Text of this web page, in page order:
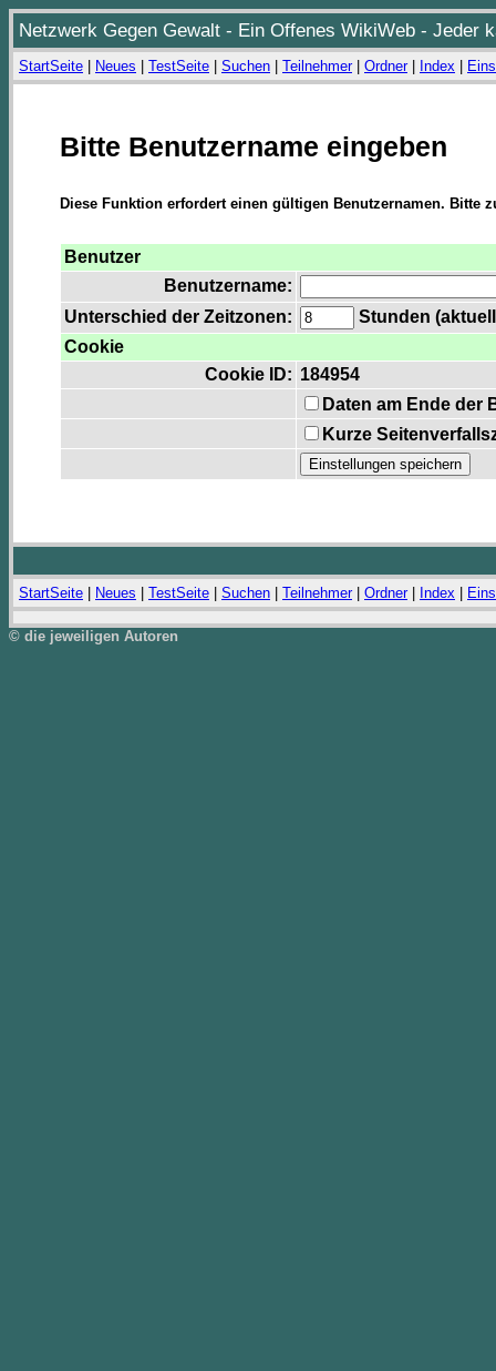
Netzwerk Gegen Gewalt - Ein Offenes WikiWeb - Jeder
StartSeite Neues TestSeite Suchen Teilnehmer| Ordner| Index
Bitte Benutzername eingeben
Diese Funktion erfordert einen gültigen Benutzernamen. Bitte
Benutzer
Benutzername:
Unterschied der Zeitzonen:
Stunden
Cookie
Cookie ID: 184954
Daten am Ende der
Kurze
StartSeite Neues TestSeite Suchen Teilnehmer| Ordner| Index
© die jeweiligen Autoren